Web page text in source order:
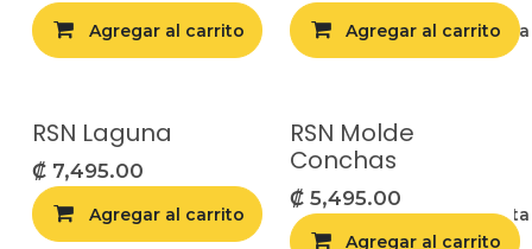
Agregar al carrito Agregar a la
Agregar al carrito
RSN Laguna
₡ 7,495.00
Agregar al carrito Agregar a la
RSN Molde
Conchas
₡ 5,495.00
Agregar al carrito